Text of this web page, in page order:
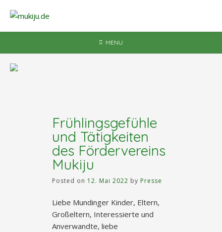
content
MENU
Frühlingsgefühle
und Tätigkeiten
des Fördervereins
Mukiju
Posted on 12. Mai 2022 by Presse
Liebe Mundinger Kinder, Eltern,
Großeltern, Interessierte und
Anverwandte, liebe